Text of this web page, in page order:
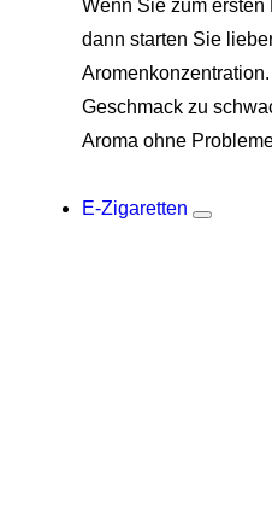
Wenn Sie zum ersten
dann starten Sie
Geschmack zu
Aroma ohne
E-Zigaretten